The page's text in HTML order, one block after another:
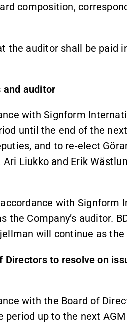
composition,
the auditor shall be paid
and auditor
with Signform
until the end of the
and to re-elect
Ari Liukko and Erik
with Signform
the Company’s auditor.
will continue as
to resolve on
with the Board of
up to the next